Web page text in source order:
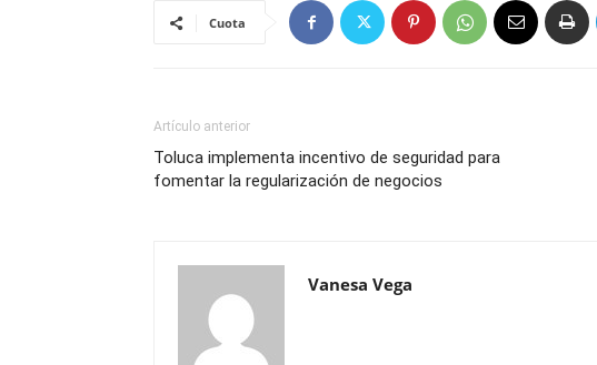
Cuota
Artículo anterior
Toluca implementa incentivo de seguridad para
fomentar la regularización de negocios
Vanesa Vega